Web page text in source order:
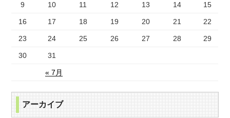
« 7月
9 10 11 12 13 14 15
16 17 18 19 20 21 22
23 24 25 26 27 28 29
30 31
アーカイブ